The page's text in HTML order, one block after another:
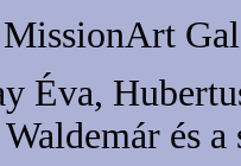
Éva,
és a